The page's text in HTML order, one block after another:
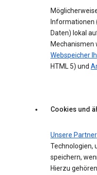
Informationen
Daten) lokal
Mechanismen
Webspeicher
HTML 5) und
Cookies und
Unsere Partner
Technologien,
speichern,
Hierzu